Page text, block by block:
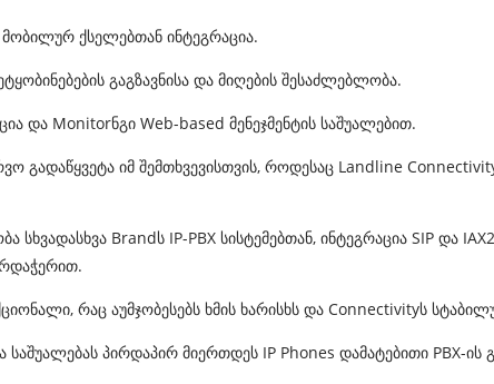
მობილურ ქსელებთან ინტეგრაცია.
გაგზავნისა და მიღების შესაძლებლობა.
და Monitorნგი Web-based მენეჯმენტის საშუალებით.
გადაწყვეტა იმ შემთხვევისთვის, როდესაც Landline
სხვადასხვა Brandს IP-PBX სისტემებთან, ინტეგრაცია SIP და IAX2
რაც აუმჯობესებს ხმის ხარისხს და Connectivityს
საშუალებას პირდაპირ მიერთდეს IP Phones დამატებითი PBX-ის